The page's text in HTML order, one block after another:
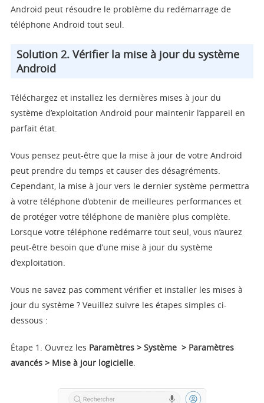
Android peut résoudre le problème du redémarrage de
téléphone Android tout seul.
Solution 2. Vérifier la mise à jour du système
Android
Téléchargez et installez les dernières mises à jour du
système d’exploitation Android pour maintenir l’appareil en
parfait état.
Vous pensez peut-être que la mise à jour de votre Android
peut prendre du temps et causer des désagréments.
Cependant, la mise à jour vers le dernier système permettra
à votre téléphone d’obtenir de meilleures performances et
de protéger votre téléphone de manière plus complète.
Lorsque votre téléphone redémarre tout seul, vous n’aurez
peut-être besoin que d’une mise à jour du système
d’exploitation.
Vous ne savez pas comment vérifier et installer les mises à
jour du système ? Veuillez suivre les étapes simples ci-
dessous :
Étape 1. Ouvrez les Paramètres > Système> Paramètres
avancés> Mise à jour logicielle.